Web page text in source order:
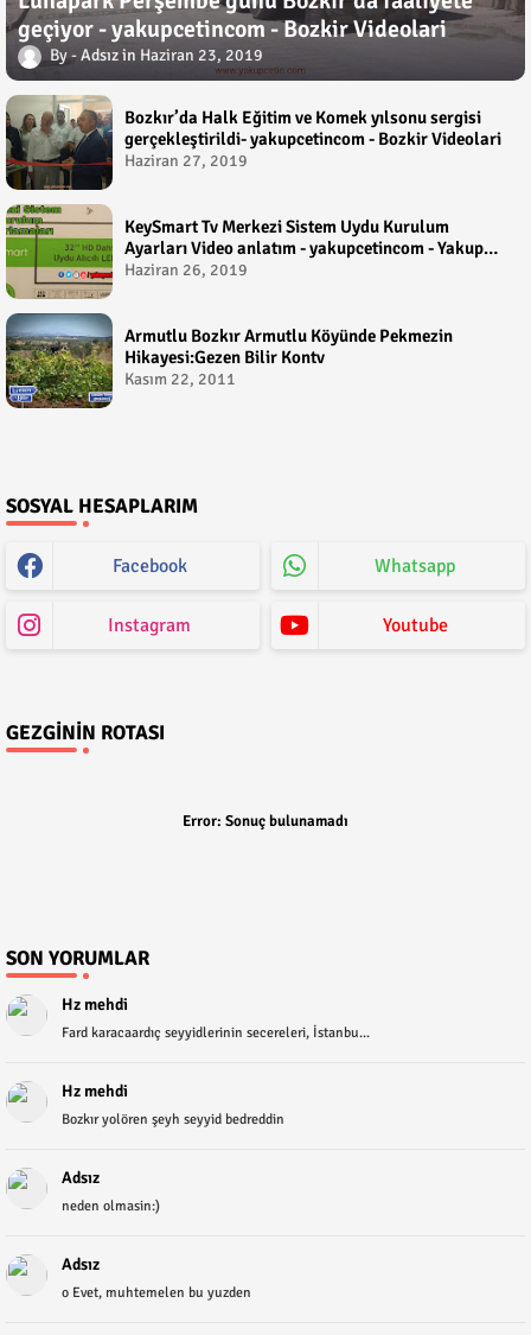
geçiyor - yakupcetincom - Bozkir Videolari
Adsız Haziran 23, 2019
Bozkır’da Halk Eğitim ve Komek yılsonu sergisi
gerçekleştirildi- yakupcetincom - Bozkir Videolari
Haziran 27, 2019
KeySmart Tv Merkezi Sistem Uydu Kurulum
Ayarları Video anlatım - yakupcetincom - Yakup
Çetin
Haziran 26, 2019
Armutlu Bozkır Armutlu Köyünde Pekmezin
Hikayesi:Gezen Bilir Kontv
Kasım 22, 2011
SOSYAL HESAPLARIM
Facebook Whatsapp
Instagram Youtube
GEZGININ ROTASI
Error: Sonuç bulunamadı
SON YORUMLAR
Hz mehdi
Fard karacaardıç seyyidlerinin secereleri, İstanbu...
Hz mehdi
Bozkır yolören şeyh seyyid bedreddin
Adsız
neden olmasin:)
Adsız
o Evet, muhtemelen bu yuzden